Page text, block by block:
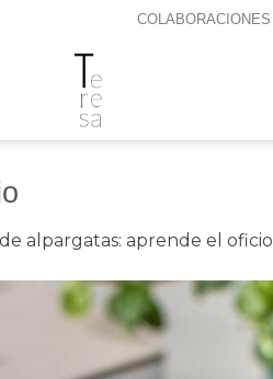
COLABORACIONES
alpargatas: aprende el oficio